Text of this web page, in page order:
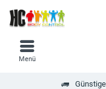
Menü